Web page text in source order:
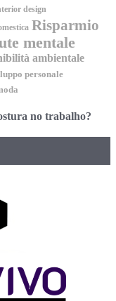
design
Risparmio
mentale
ambientale
personale
no trabalho?